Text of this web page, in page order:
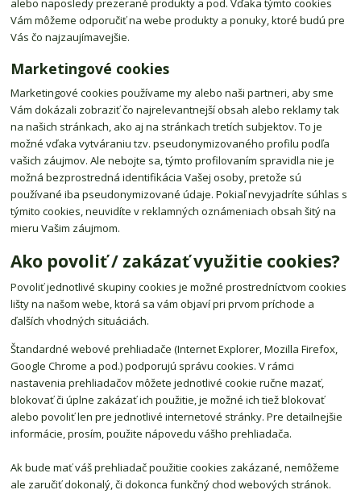
Vám môžeme odporučiť na webe produkty a ponuky, ktoré budú pre
Vás čo najzaujímavejšie.
Marketingové cookies
Marketingové cookies používame my alebo naši partneri, aby sme
Vám dokázali zobraziť čo najrelevantnejší obsah alebo reklamy tak
na našich stránkach, ako aj na stránkach tretích subjektov. To je
možné vďaka vytváraniu tzv. pseudonymizovaného profilu podľa
vašich záujmov. Ale nebojte sa, týmto profilovaním spravidla nie je
možná bezprostredná identifikácia Vašej osoby, pretože sú
používané iba pseudonymizované údaje. Pokiaľ nevyjadríte súhlas s
týmito cookies, neuvidíte v reklamných oznámeniach obsah šitý na
mieru Vašim záujmom.
Ako povoliť / zakázať využitie cookies?
Povoliť jednotlivé skupiny cookies je možné prostredníctvom cookies
lišty na našom webe, ktorá sa vám objaví pri prvom príchode a
ďalších vhodných situáciách.
Štandardné webové prehliadače (Internet Explorer, Mozilla Firefox,
Google Chrome a pod.) podporujú správu cookies. V rámci
nastavenia prehliadačov môžete jednotlivé cookie ručne mazať,
blokovať či úplne zakázať ich použitie, je možné ich tiež blokovať
alebo povoliť len pre jednotlivé internetové stránky. Pre detailnejšie
informácie, prosím, použite nápovedu vášho prehliadača.
Ak bude mať váš prehliadač použitie cookies zakázané, nemôžeme
ale zaručiť dokonalý, či dokonca funkčný chod webových stránok.